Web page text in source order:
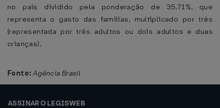
no país dividido pela ponderação de 35,71%, que
representa o gasto das famílias, multiplicado por três
(representada por três adultos ou dois adultos e duas
crianças).
Fonte: Agência Brasil
ASSINAR O LEGISWEB